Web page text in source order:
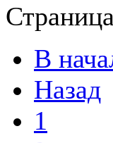
В
Назад
1